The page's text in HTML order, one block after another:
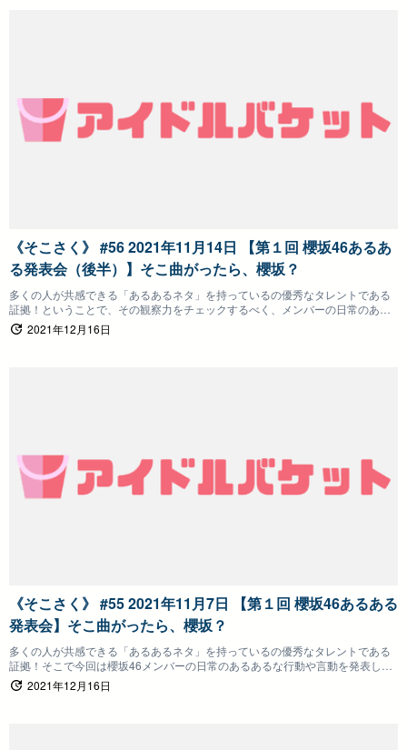
《そこさく》 #56 2021年11月14日 【第１回 櫻坂46あるあ
る発表会（後半）】そこ曲がったら、櫻坂？
多くの人が共感できる「あるあるネタ」を持っているの優秀なタレントである
証拠！ということで、その観察力をチェックするべく、メンバーの日常のある
あるな行動や言動を発表！共感したメンバーには手元の「あるあるボタン」を
押してもらい、最終的に一番多くのポイントを取ったあるあるが「ベストオブ
2021年12月16日
《そこさく》 #55 2021年11月7日 【第１回 櫻坂46あるある
発表会】そこ曲がったら、櫻坂？
多くの人が共感できる「あるあるネタ」を持っているの優秀なタレントである
証拠！そこで今回は櫻坂46メンバーの日常のあるあるな行動や言動を発表して
もらい観察力をチェックしていく企画です！
2021年12月16日